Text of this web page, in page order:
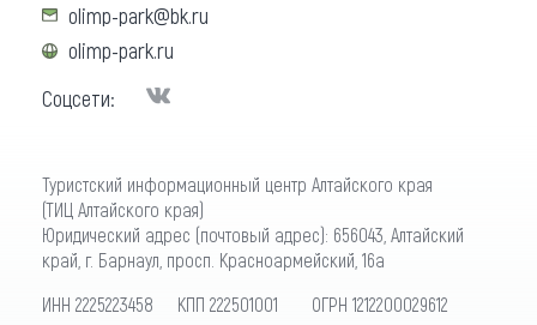
olimp-park@bk.ru
olimp-park.ru
Соцсети:
Туристский информационный центр Алтайского края
(ТИЦ Алтайского края)
Юридический адрес (почтовый адрес): 656043, Алтайский
край, г. Барнаул, просп. Красноармейский, 16а
ИНН 2225223458 КПП 222501001 ОГРН 1212200029612